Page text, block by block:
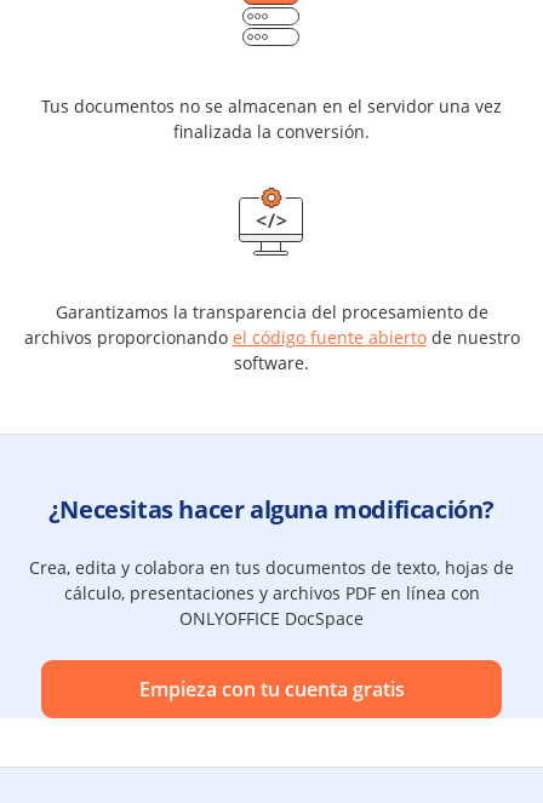
Tus documentos no se almacenan en el servidor una vez
finalizada la conversión.
Garantizamos la transparencia del procesamiento de
archivos proporcionando el código fuente abiertode nuestro
software.
¿Necesitas hacer alguna modificación?
Crea, edita y colabora en tus documentos de texto, hojas de
cálculo, presentaciones y archivos PDF en línea con
ONLYOFFICE DocSpace
Empieza con tu cuenta gratis